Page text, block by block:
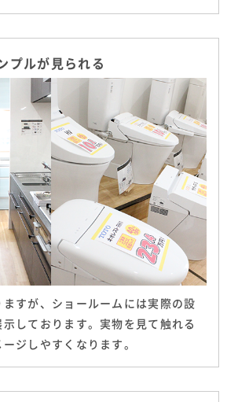
プルが見られる
すが、ショールームには実際の設
しております。実物を見て触れる
ジしやすくなります。